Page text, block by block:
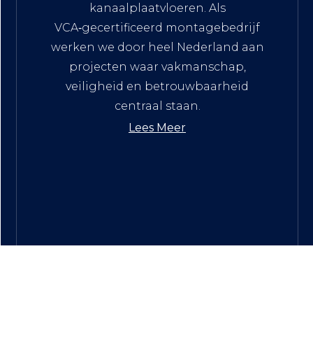
kanaalplaatvloeren. Als
VCA‑gecertificeerd montagebedrijf
werken we door heel Nederland aan
projecten waar vakmanschap,
veiligheid en betrouwbaarheid
centraal staan.
Lees Meer